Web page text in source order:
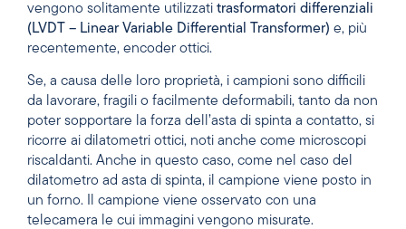
vengono solitamente utilizzati trasformatori differenziali
(LVDT – Linear Variable Differential Transformer) e, più
recentemente, encoder ottici.
Se, a causa delle loro proprietà, i campioni sono difficili
da lavorare, fragili o facilmente deformabili, tanto da non
poter sopportare la forza dell’asta di spinta a contatto, si
ricorre ai dilatometri ottici, noti anche come microscopi
riscaldanti. Anche in questo caso, come nel caso del
dilatometro ad asta di spinta, il campione viene posto in
un forno. Il campione viene osservato con una
telecamera le cui immagini vengono misurate.